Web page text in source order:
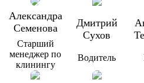
Александра
Семенова
Старший
менеджер по
клинингу
Дмитрий
Сухов
Водитель